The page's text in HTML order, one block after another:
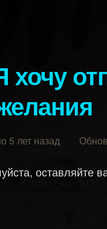
или
5 лет назад
оставляйте